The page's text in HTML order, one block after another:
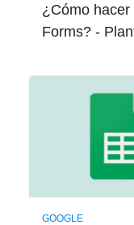
¿Cómo
Forms? -
GOOGLE